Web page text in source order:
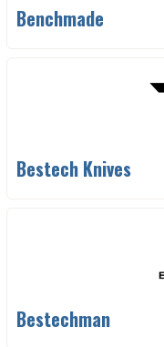
Benchmade
Bestech Knives
Bestechman